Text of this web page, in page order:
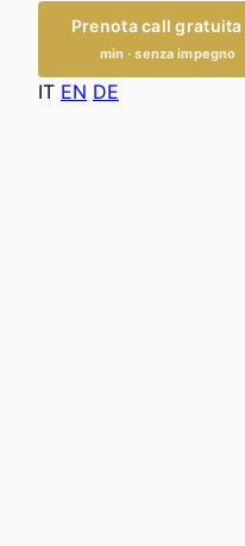
Prenota call gratuita
min · senza impegno
IT EN DE